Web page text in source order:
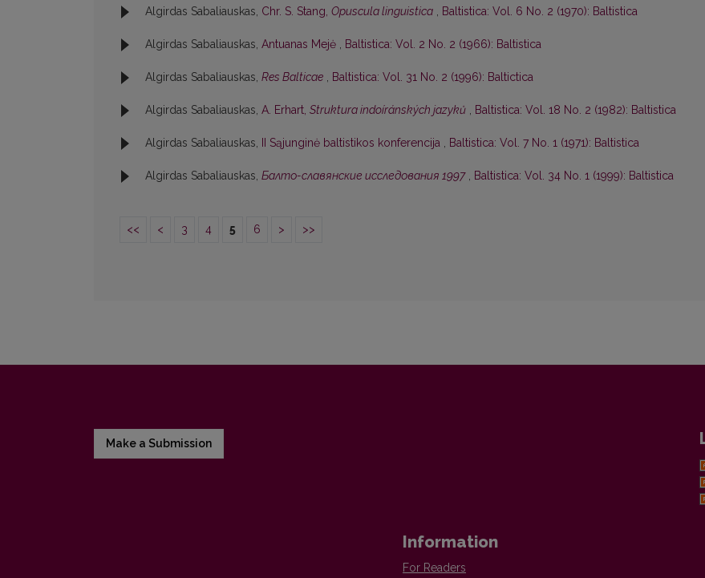
Algirdas Sabaliauskas, Chr. S. Stang, Opuscula linguistica , Baltistica: Vol. 6 No. 2 (1970): Baltistica
Algirdas Sabaliauskas, Antuanas Mejė , Baltistica: Vol. 2 No. 2 (1966): Baltistica
Algirdas Sabaliauskas, Res Balticae , Baltistica: Vol. 31 No. 2 (1996): Baltictica
Algirdas Sabaliauskas, A. Erhart, Struktura indoíránských jazyků , Baltistica: Vol. 18 No. 2 (1982): Baltistica
Algirdas Sabaliauskas, II Sąjunginė baltistikos konferencija , Baltistica: Vol. 7 No. 1 (1971): Baltistica
Algirdas Sabaliauskas, Балто-славянские исследования 1997 , Baltistica: Vol. 34 No. 1 (1999): Baltistica
<< < 3 4 5 6 > >>
Make a Submission
Information
For Readers